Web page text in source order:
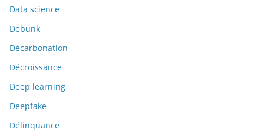
Data science
Debunk
Décarbonation
Décroissance
Deep learning
Deepfake
Délinquance